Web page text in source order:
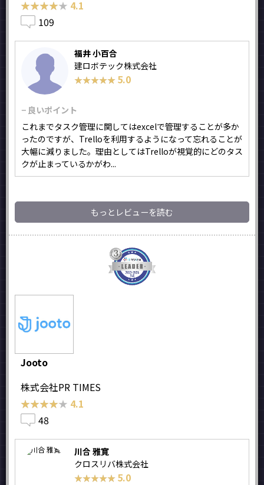
★★★★★
★★★★★ 4.1
109
福井 小百合
建ロボテック株式会社
★★★★★
★★★★★ 5.0
− 良いポイント
これまでタスク管理に関してはexcelで管理することが多か
ったのですが、Trelloを利用するようになって忘れることが
大幅に減りました。理由としてはTrelloが視覚的にどのタス
クが止まっているかがわ...
もっとレビューを読む
Jooto
株式会社PR TIMES
★★★★★
★★★★★ 4.1
48
川合 雅寛
クロスリバ株式会社
★★★★★
★★★★★ 5.0